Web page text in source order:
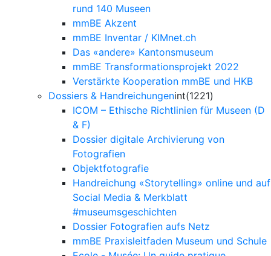
rund 140 Museen
mmBE Akzent
mmBE Inventar / KIMnet.ch
Das «andere» Kantonsmuseum
mmBE Transformationsprojekt 2022
Verstärkte Kooperation mmBE und HKB
Dossiers & Handreichungenint(1221)
ICOM – Ethische Richtlinien für Museen (D
& F)
Dossier digitale Archivierung von
Fotografien
Objektfotografie
Handreichung «Storytelling» online und auf
Social Media & Merkblatt
#museumsgeschichten
Dossier Fotografien aufs Netz
mmBE Praxisleitfaden Museum und Schule